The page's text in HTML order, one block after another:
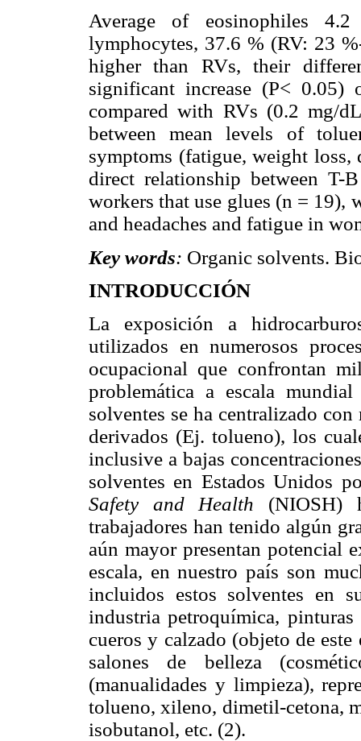
Average of eosinophiles
lymphocytes, 37.6 % (RV: 23
higher than RVs, their
significant increase (P<
compared with RVs (0.2 mg/
between mean levels of
symptoms (fatigue, weight loss,
direct relationship between
workers that use glues (n = 19),
and headaches and fatigue in
Key words: Organic solvents.
INTRODUCCIÓN
La exposición a
utilizados en numerosos
ocupacional que confrontan
problemática a escala
solventes se ha centralizado
derivados (Ej. tolueno), los
inclusive a bajas
solventes en Estados Unidos
Safety and Health (NIOSH)
trabajadores han tenido algún
aún mayor presentan potencial
escala, en nuestro país son
incluidos estos solventes en
industria petroquímica,
cueros y calzado (objeto de
salones de belleza
(manualidades y limpieza),
tolueno, xileno, dimetil-cetona,
isobutanol, etc. (2).